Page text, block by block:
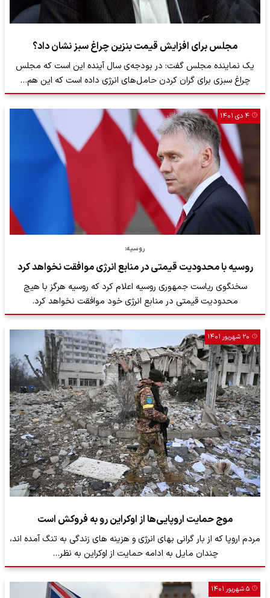
مجلس برای افزایش قیمت بنزین چراغ سبز نشان داد؟
یک نماینده مجلس گفت: در بودجه‌ی سال آینده این است که مجلس
چراغ سبزی برای گران کردن حامل‌های انرژی داده است که این هم…
۴ دی ۱۴۰۱
روسیه:
روسیه با محدودیت قیمتی در منابع انرژی موافقت نخواهد کرد
​سخنگوی ریاست جمهوری روسیه اعلام کرد که روسیه هرگز با هیچ
محدودیت قیمتی در منابع انرژی خود موافقت نخواهد کرد.
۲۰ شهریور ۱۴۰۱
موج حمایت اروپایی‌ها از اوکراین رو به فروکش است
مردم اروپا که از بار گرانی بهای انرژی و هزینه های زندگی به تنگ آمده اند،
چندان مایل به ادامه حمایت از اوکراین به نظر…
۵ شهریور ۱۴۰۱